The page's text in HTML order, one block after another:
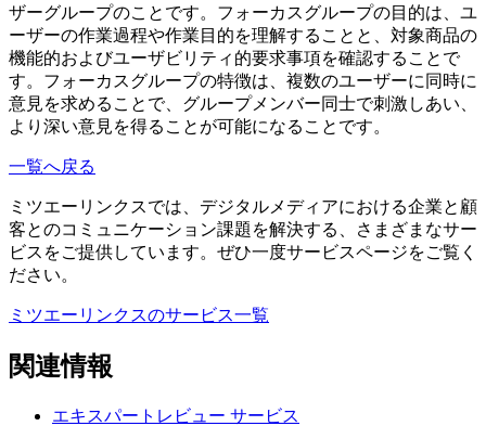
ザーグループのことです。フォーカスグループの目的は、ユ
ーザーの作業過程や作業目的を理解することと、対象商品の
機能的およびユーザビリティ的要求事項を確認することで
す。フォーカスグループの特徴は、複数のユーザーに同時に
意見を求めることで、グループメンバー同士で刺激しあい、
より深い意見を得ることが可能になることです。
一覧へ戻る
ミツエーリンクスでは、デジタルメディアにおける企業と顧
客とのコミュニケーション課題を解決する、さまざまなサー
ビスをご提供しています。ぜひ一度サービスページをご覧く
ださい。
ミツエーリンクスのサービス一覧
関連情報
エキスパートレビュー サービス